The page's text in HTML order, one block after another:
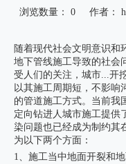
浏览数量： 0作者：
随着现代社会文明意识和
地下管线施工导致的社会
受人们的关注，城市...开
以其施工周期短，不影响
的管道施工方式。当前我
定向钻进人城市施工提供
染问题也已经成为制约其
为以下两个方面：
1、施工当中地面开裂和